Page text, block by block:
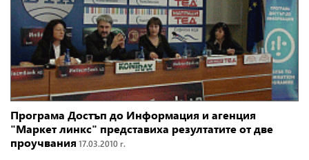
Програма Достъп до Информация и агенция
"Маркет линкс" представиха резултатите от две
проучвания 17.03.2010 г.